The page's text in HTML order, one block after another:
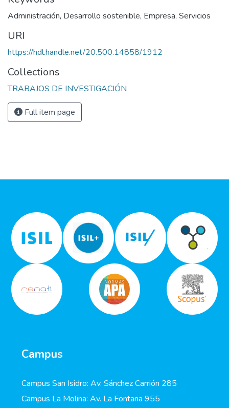
Administración, Desarrollo sostenible, Empresa, Servicios
URI
https://hdl.handle.net/20.500.14858/1912
Collections
TRABAJOS DE INVESTIGACIÓN
Full item page
Campus
Campus San Isidro: Av. Sánchez Carrión 285
Campus La Molina: Av. La Fontana 955